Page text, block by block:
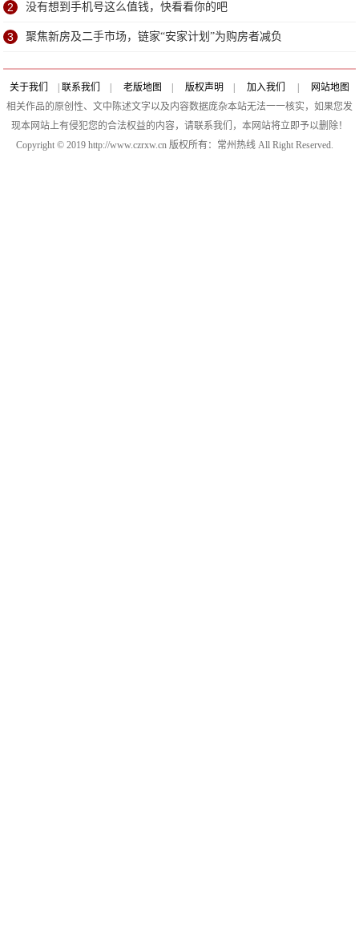
2 没有想到手机号这么值钱，快看看你的吧
3 聚焦新房及二手市场，链家“安家计划”为购房者减负
关于我们 联系我们 老版地图 版权声明 加入我们
网站地图
相关作品的原创性、文中陈述文字以及内容数据庞杂本站无法一一核实，如果您发
现本网站上有侵犯您的合法权益的内容，请联系我们，本网站将立即予以删除！
Copyright © 2019 http://www.czrxw.cn 版权所有：常州热线 All Right Reserved.